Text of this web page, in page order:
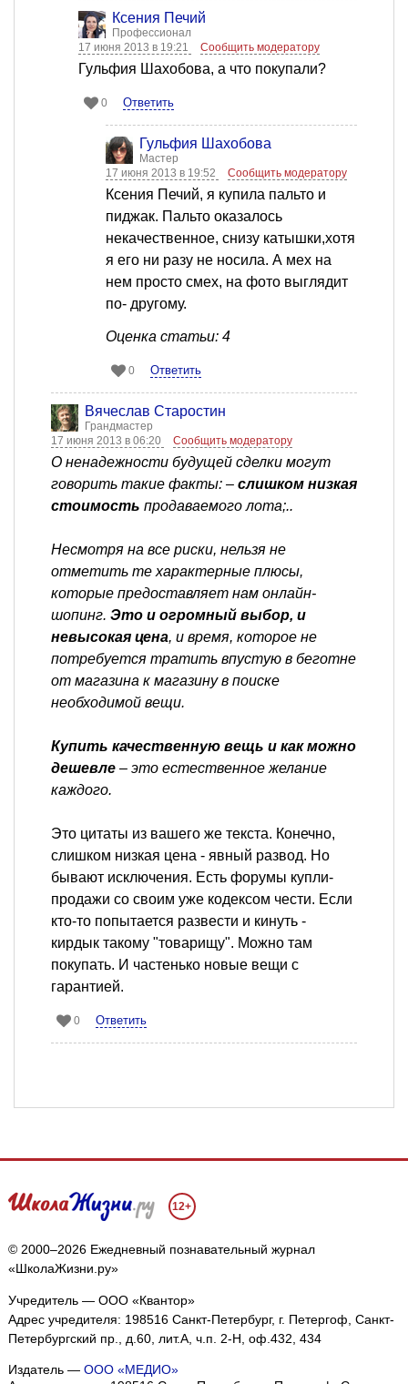
Ксения Печий
Профессионал
17 июня 2013 в 19:21
Сообщить модератору
Гульфия Шахобова, а что покупали?
0 Ответить
Гульфия Шахобова
Мастер
17 июня 2013 в 19:52
Сообщить модератору
Ксения Печий, я купила пальто и
пиджак. Пальто оказалось
некачественное, снизу катышки,хотя
я его ни разу не носила. А мех на
нем просто смех, на фото выглядит
по- другому.
Оценка статьи: 4
0 Ответить
Вячеслав Старостин
Грандмастер
17 июня 2013 в 06:20
Сообщить модератору
О ненадежности будущей сделки могут
говорить такие факты: – слишком низкая
стоимость продаваемого лота;..
Несмотря на все риски, нельзя не
отметить те характерные плюсы,
которые предоставляет нам онлайн-
шопинг. Это и огромный выбор, и
невысокая цена, и время, которое не
потребуется тратить впустую в беготне
от магазина к магазину в поиске
необходимой вещи.
Купить качественную вещь и как можно
дешевле – это естественное желание
каждого.
Это цитаты из вашего же текста. Конечно,
слишком низкая цена - явный развод. Но
бывают исключения. Есть форумы купли-
продажи со своим уже кодексом чести. Если
кто-то попытается развести и кинуть -
кирдык такому "товарищу". Можно там
покупать. И частенько новые вещи с
гарантией.
0 Ответить
12+
© 2000–2026 Ежедневный познавательный журнал
«ШколаЖизни.ру»
Учредитель — ООО «Квантор»
Адрес учредителя: 198516 Санкт-Петербург, г. Петергоф, Санкт-
Петербургский пр., д.60, лит.А, ч.п. 2-Н, оф.432, 434
Издатель — ООО «МЕДИО»
Мы собираем файлы cookie и применяемЯндекс.Метрику
Подробнее